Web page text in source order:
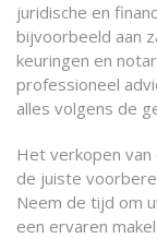
juridische en
bijvoorbeeld aan
keuringen en
professioneel
alles volgens de
Het verkopen van
de juiste
Neem de tijd om
een ervaren